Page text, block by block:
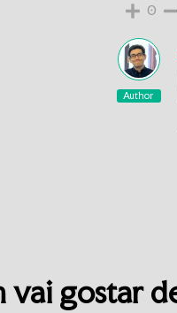
0
Author
vai gostar